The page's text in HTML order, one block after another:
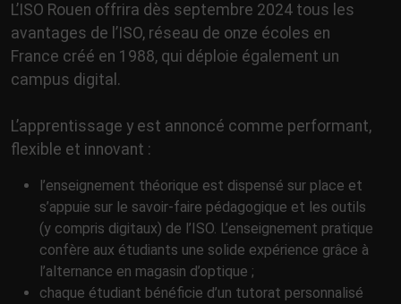
L’ISO Rouen offrira dès septembre 2024 tous les
avantages de l’ISO, réseau de onze écoles en
France créé en 1988, qui déploie également un
campus digital.
L’apprentissage y est annoncé comme performant,
flexible et innovant :
l’enseignement théorique est dispensé sur place et
s’appuie sur le savoir-faire pédagogique et les outils
(y compris digitaux) de l’ISO. L’enseignement pratique
confère aux étudiants une solide expérience grâce à
l’alternance en magasin d’optique ;
chaque étudiant bénéficie d’un tutorat personnalisé